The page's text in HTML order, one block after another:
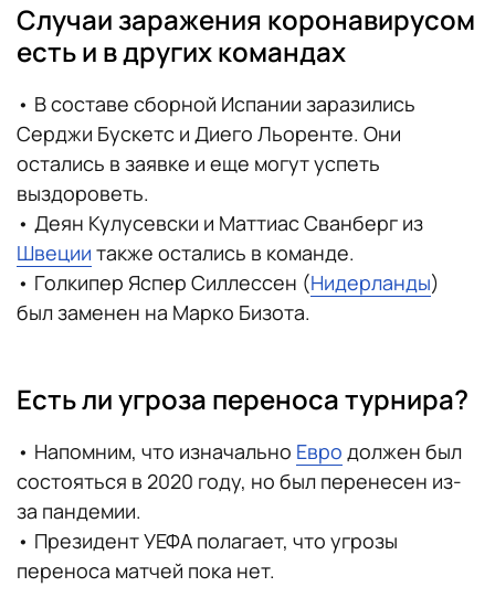
Случаи заражения коронавирусом
есть и в других командах
• В составе сборной Испании заразились
Серджи Бускетс и Диего Льоренте. Они
остались в заявке и еще могут успеть
выздороветь.
• Деян Кулусевски и Маттиас Сванберг из
Швеции также остались в команде.
• Голкипер Яспер Силлессен (Нидерланды)
был заменен на Марко Бизота.
Есть ли угроза переноса турнира?
• Напомним, что изначально Евро должен был
состояться в 2020 году, но был перенесен из-
за пандемии.
• Президент УЕФА полагает, что угрозы
переноса матчей пока нет.